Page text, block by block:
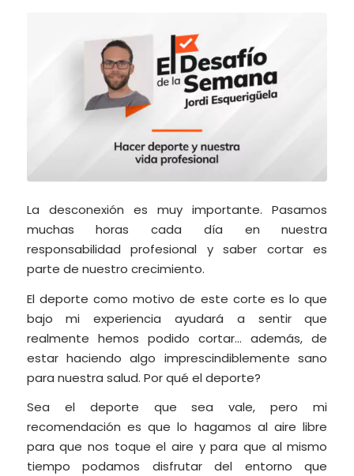
La desconexión es muy importante. Pasamos
muchas horas cada día en nuestra
responsabilidad profesional y saber cortar es
parte de nuestro crecimiento.
El deporte como motivo de este corte es lo que
bajo mi experiencia ayudará a sentir que
realmente hemos podido cortar… además, de
estar haciendo algo imprescindiblemente sano
para nuestra salud. Por qué el deporte?
Sea el deporte que sea vale, pero mi
recomendación es que lo hagamos al aire libre
para que nos toque el aire y para que al mismo
tiempo podamos disfrutar del entorno que